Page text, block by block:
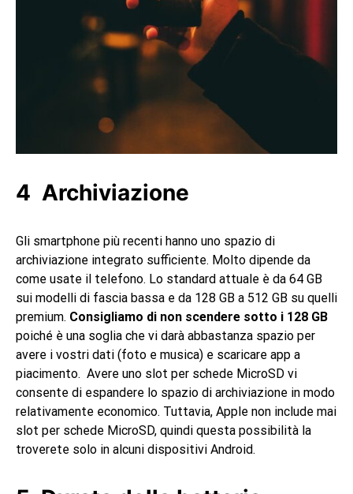
Archiviazione
Gli smartphone più recenti hanno uno spazio di
archiviazione integrato sufficiente. Molto dipende da
come usate il telefono. Lo standard attuale è da 64 GB
sui modelli di fascia bassa e da 128 GB a 512 GB su quelli
premium. Consigliamo di non scendere sotto i 128 GB
poiché è una soglia che vi darà abbastanza spazio per
avere i vostri dati (foto e musica) e scaricare app a
piacimento. Avere uno slot per schede MicroSD vi
consente di espandere lo spazio di archiviazione in modo
relativamente economico. Tuttavia, Apple non include mai
slot per schede MicroSD, quindi questa possibilità la
troverete solo in alcuni dispositivi Android.